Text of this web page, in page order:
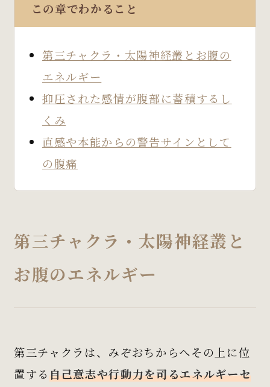
この章でわかること
第三チャクラ・太陽神経叢とお腹の
エネルギー
抑圧された感情が腹部に蓄積するし
くみ
直感や本能からの警告サインとして
の腹痛
第三チャクラ・太陽神経叢と
お腹のエネルギー
第三チャクラは、みぞおちからへその上に位
置する自己意志や行動力を司るエネルギーセ